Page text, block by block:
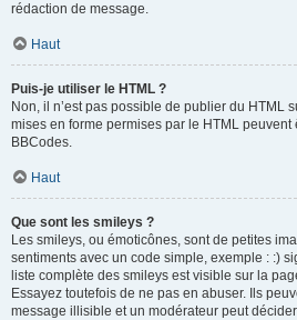
rédaction de message.
Haut
Puis-je utiliser le HTML ?
Non, il n’est pas possible de publier du HTML
mises en forme permises par le HTML
BBCodes.
Haut
Que sont les smileys ?
Les smileys, ou émoticônes, sont de petites
sentiments avec un code simple, exemple : :)
liste complète des smileys est visible sur la
Essayez toutefois de ne pas en abuser. Ils
message illisible et un modérateur peut